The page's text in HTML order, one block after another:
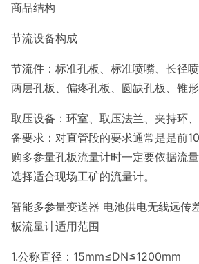
商品结构
节流设备构成
节流件：标准孔板、标准喷嘴、长径喷
两层孔板、偏疼孔板、圆缺孔板、锥
取压设备：环室、取压法兰、夹持环
备要求：对直管段的要求通常是是前
购多参量孔板流量计时一定要依据流
选择适合现场工矿的流量计。
智能多参量变送器 电池供电无线远传
板流量计适用范围
1.公称直径：15mm≤DN≤1200mm